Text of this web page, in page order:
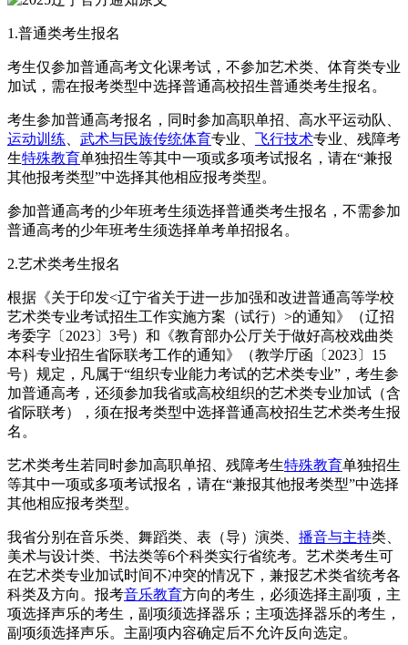
1.普通类考生报名
考生仅参加普通高考文化课考试，不参加艺术类、体育类专业
加试，需在报考类型中选择普通高校招生普通类考生报名。
考生参加普通高考报名，同时参加高职单招、高水平运动队、
运动训练
武术与民族传统体育专业、 飞行技术专业、残障考
生特殊教育单独招生等其中一项或多项考试报名，请在“兼报
其他报考类型”中选择其他相应报考类型。
参加普通高考的少年班考生须选择普通类考生报名，不需参加
普通高考的少年班考生须选择单考单招报名。
2.艺术类考生报名
根据《关于印发<辽宁省关于进一步加强和改进普通高等学校
艺术类专业考试招生工作实施方案（试行）>的通知》（辽招
考委字〔2023〕3号）和《教育部办公厅关于做好高校戏曲类
本科专业招生省际联考工作的通知》（教学厅函〔2023〕15
号）规定，凡属于“组织专业能力考试的艺术类专业”，考生参
加普通高考，还须参加我省或高校组织的艺术类专业加试（含
省际联考），须在报考类型中选择普通高校招生艺术类考生报
名。
艺术类考生若同时参加高职单招、残障考生特殊教育单独招生
等其中一项或多项考试报名，请在“兼报其他报考类型”中选择
其他相应报考类型。
我省分别在音乐类、舞蹈类、表（导）演类、 播音与主持类、
美术与设计类、书法类等6个科类实行省统考。艺术类考生可
在艺术类专业加试时间不冲突的情况下，兼报艺术类省统考各
科类及方向。报考音乐教育方向的考生，必须选择主副项，主
项选择声乐的考生，副项须选择器乐；主项选择器乐的考生，
副项须选择声乐。主副项内容确定后不允许反向选定。